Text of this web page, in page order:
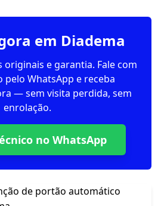
em Diadema
originais e garantia. Fale com
pelo WhatsApp e receba
— sem visita perdida, sem
enrolação.
no WhatsApp